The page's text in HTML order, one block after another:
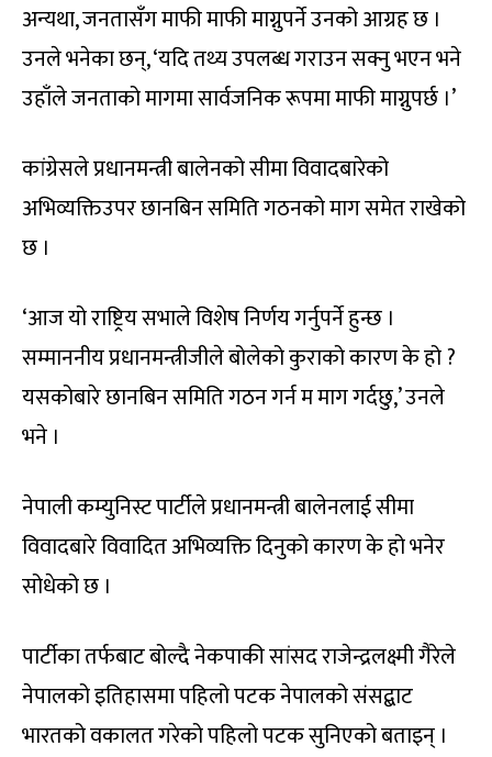
अन्यथा, जनतासँग माफी माफी माग्नुपर्ने उनको आग्रह छ ।
उनले भनेका छन्, ‘यदि तथ्य उपलब्ध गराउन सक्नु भएन भने
उहाँले जनताको मागमा सार्वजनिक रूपमा माफी माग्नुपर्छ ।’
कांग्रेसले प्रधानमन्त्री बालेनको सीमा विवादबारेको
अभिव्यक्तिउपर छानबिन समिति गठनको माग समेत राखेको
छ ।
‘आज यो राष्ट्रिय सभाले विशेष निर्णय गर्नुपर्ने हुन्छ ।
सम्माननीय प्रधानमन्त्रीजीले बोलेको कुराको कारण के हो ?
यसकोबारे छानबिन समिति गठन गर्न म माग गर्दछु,’ उनले
भने ।
नेपाली कम्युनिस्ट पार्टीले प्रधानमन्त्री बालेनलाई सीमा
विवादबारे विवादित अभिव्यक्ति दिनुको कारण के हो भनेर
सोधेको छ ।
पार्टीका तर्फबाट बोल्दै नेकपाकी सांसद राजेन्द्रलक्ष्मी गैरेले
नेपालको इतिहासमा पहिलो पटक नेपालको संसद्बाट
भारतको वकालत गरेको पहिलो पटक सुनिएको बताइन् ।